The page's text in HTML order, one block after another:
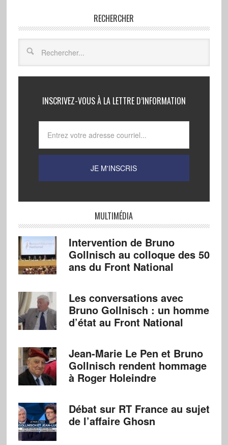
RECHERCHER
INSCRIVEZ-VOUS À LA LETTRE D’INFORMATION
MULTIMÉDIA
Intervention de Bruno
Gollnisch au colloque des 50
ans du Front National
Les conversations avec
Bruno Gollnisch : un homme
d’état au Front National
Jean-Marie Le Pen et Bruno
Gollnisch rendent hommage
à Roger Holeindre
Débat sur RT France au sujet
de l’affaire Ghosn